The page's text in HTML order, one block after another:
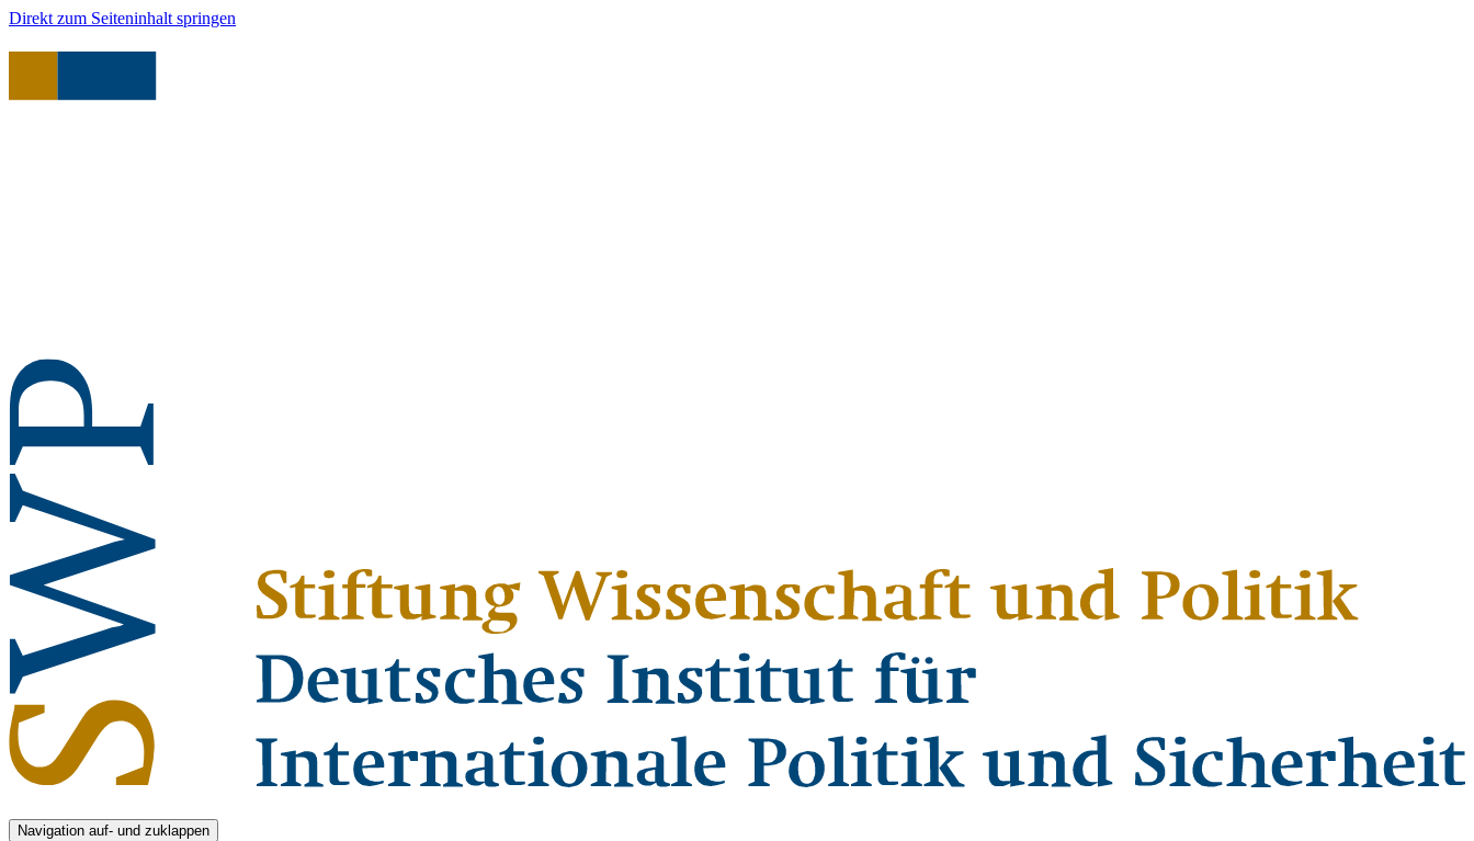
Direkt zum Seiteninhalt springen
Navigation auf- und zuklappen